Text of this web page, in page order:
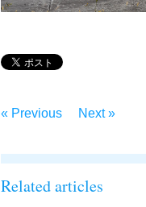
« Previous Next »
Related articles